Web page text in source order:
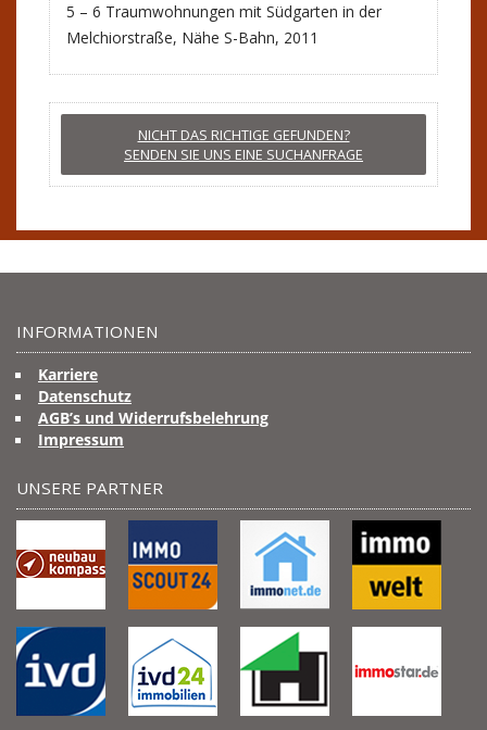
5 – 6 Traumwohnungen mit Südgarten in der
Melchiorstraße, Nähe S-Bahn, 2011
NICHT DAS RICHTIGE GEFUNDEN?
SENDEN SIE UNS EINE SUCHANFRAGE
INFORMATIONEN
Karriere
Datenschutz
AGB’s und Widerrufsbelehrung
Impressum
UNSERE PARTNER